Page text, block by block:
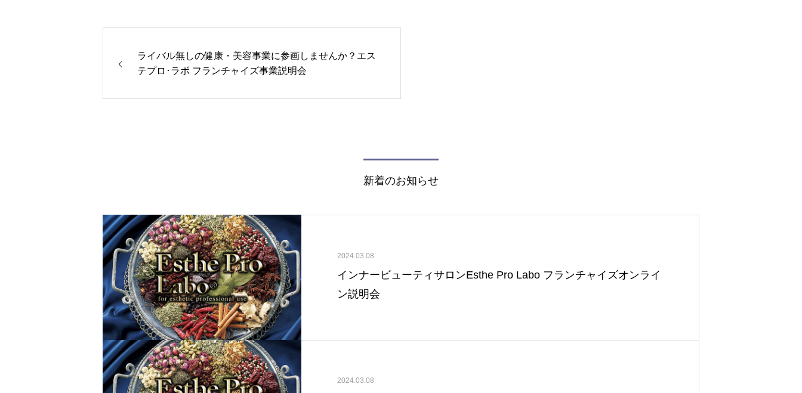
ライバル無しの健康・美容事業に参画しませんか？エス
テプロ･ラボ フランチャイズ事業説明会
新着のお知らせ
2024.03.08
インナービューティサロンEsthe Pro Labo フランチャイズオンライ
ン説明会
2024.03.08